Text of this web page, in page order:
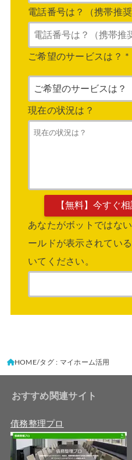
電話番号は？（携帯推奨
ご希望のサービスは？ *
現在の状況は？
あなたがボットではな
ールドが表示されてい
いてください。
HOME タグ : マイホーム活用
おすすめ関連サイト
債務整理プロ